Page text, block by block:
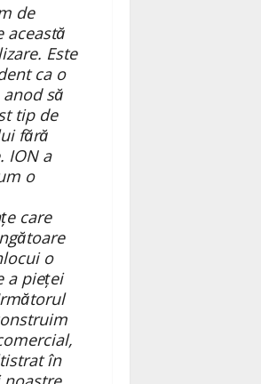
de
această
Este
ca o
să
tip de
fără
ION a
o
care
o
a pieței
în